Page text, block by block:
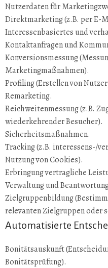
Nutzerdaten für
Direktmarketing (z.B. per E-
Interessenbasiertes und
Kontaktanfragen und
Konversionsmessung
Marketingmaßnahmen).
Profiling (Erstellen von
Remarketing.
Reichweitenmessung (z.B.
wiederkehrender Besucher).
Sicherheitsmaßnahmen.
Tracking (z.B. interessens-/
Nutzung von Cookies).
Erbringung vertragliche
Verwaltung und
Zielgruppenbildung
relevanten Zielgruppen oder
Automatisierte
Bonitätsauskunft
Bonitätsprüfung).